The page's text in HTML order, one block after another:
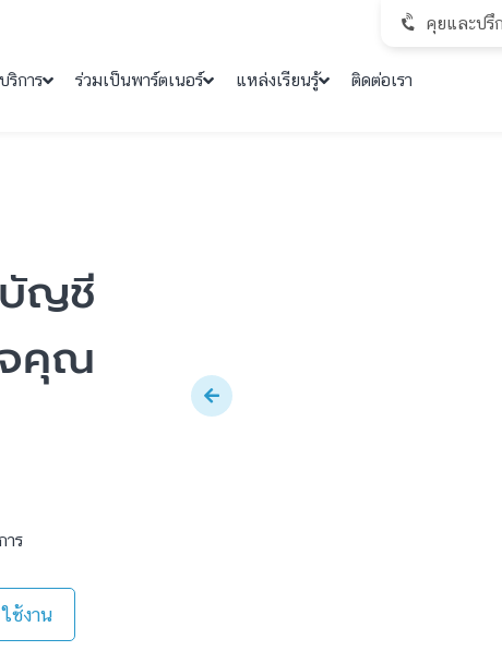
คุยและป
บริการ ร่วมเป็นพาร์ตเนอร์ แหล่งเรียนรู้ ติดต่อเรา
บัญชี
จคุณ
ร
ช้งาน